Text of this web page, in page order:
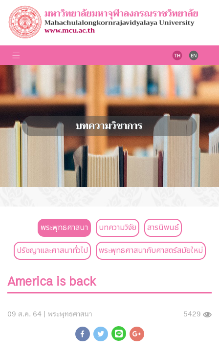
บทความวิชาการ
พระพุทธศาสนา บทความวิจัย
สารนิพนธ์
ปรัชญาและศาสนาทั่วไป
พระพุทธศาสนากับศาสตร์สมัยใหม่
America is back
09 ส.ค. 64 | พระพุทธศาสนา 5429